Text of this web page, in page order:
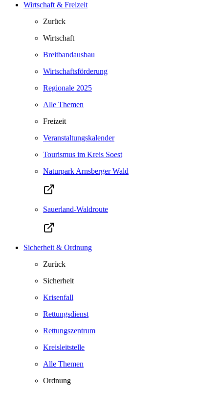
Wirtschaft & Freizeit
Zurück
Wirtschaft
Breitbandausbau
Wirtschaftsförderung
Regionale 2025
Alle Themen
Freizeit
Veranstaltungskalender
Tourismus im Kreis Soest
Naturpark Arnsberger Wald
Sauerland-Waldroute
Sicherheit & Ordnung
Zurück
Sicherheit
Krisenfall
Rettungsdienst
Rettungszentrum
Kreisleitstelle
Alle Themen
Ordnung